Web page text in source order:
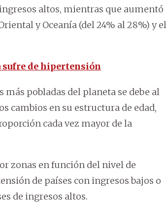
altos, mientras que aumentó
y Oceanía (del 24% al 28%) y el
sufre de hipertensión
pobladas del planeta se debe al
cambios en su estructura de edad,
cada vez mayor de la
zonas en función del nivel de
de países con ingresos bajos o
de ingresos altos.